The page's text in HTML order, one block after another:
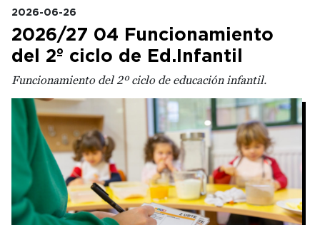
2026-06-26
2026/27 04 Funcionamiento
del 2º ciclo de Ed.Infantil
Funcionamiento del 2º ciclo de educación infantil.
Irudia